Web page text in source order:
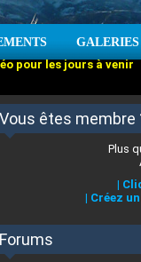
GALERIES
pour les jours à venir
Vous êtes membre
Plus
|
| Créez
Forums